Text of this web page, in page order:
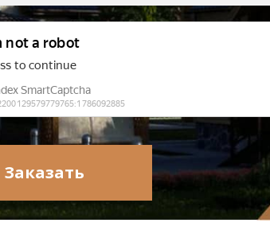
Заказать